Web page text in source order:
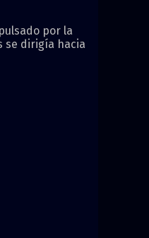
por la
se dirigía hacia